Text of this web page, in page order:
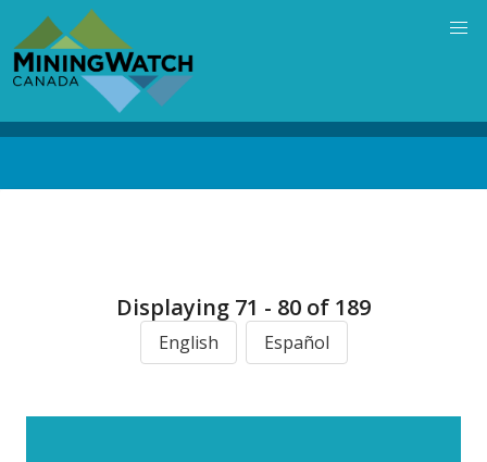
main
content
Displaying 71 - 80 of 189
English Español